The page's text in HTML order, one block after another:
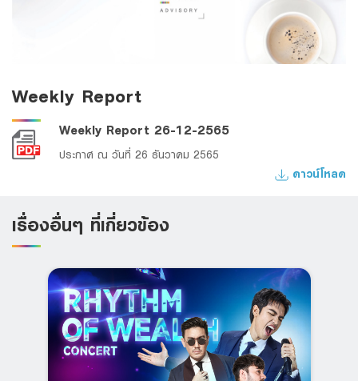
Weekly Report
Weekly Report 26-12-2565
ประกาศ ณ วันที่ 26 ธันวาคม 2565
ดาวน์โหลด
เรื่องอื่นๆ ที่เกี่ยวข้อง